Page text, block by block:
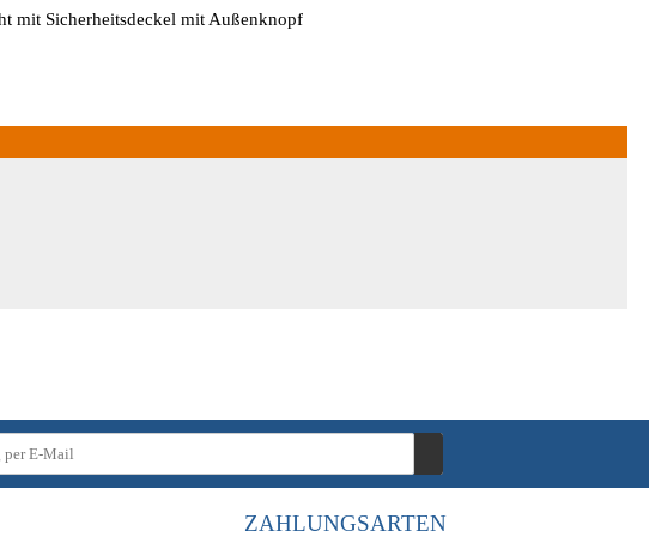
mit Sicherheitsdeckel mit Außenknopf
ZAHLUNGSARTEN